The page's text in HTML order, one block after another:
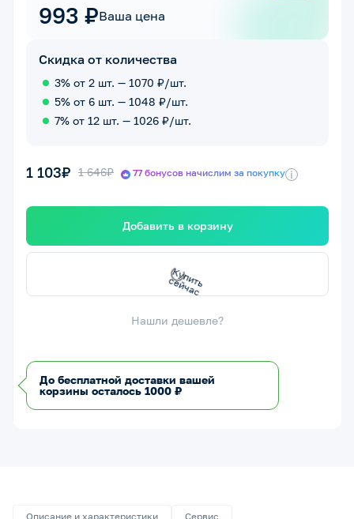
993 ₽Ваша цена
Скидка от количества
3% от 2 шт. — 1070 ₽/шт.
5% от 6 шт. — 1048 ₽/шт.
7% от 12 шт. — 1026 ₽/шт.
1 103₽ 1 646₽ 77 бонусов начислим за покупку i
Добавить в корзину
К
у
п
и
т
ь
с
е
й
ч
а
с
Нашли дешевле?
До бесплатной доставки вашей
корзины осталось 1000 ₽
Описание и характеристики
Сервис